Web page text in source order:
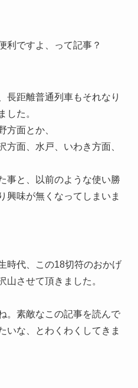
利ですよ、って記事？
長距離普通列車もそれなり
した。
方面とか、
方面、水戸、いわき方面、
事と、以前のような使い勝
興味が無くなってしまいま
時代、この18切符のおかげ
山させて頂きました。
。素敵なこの記事を読んで
いな、とわくわくしてきま